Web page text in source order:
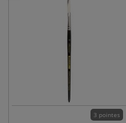
3 pointes